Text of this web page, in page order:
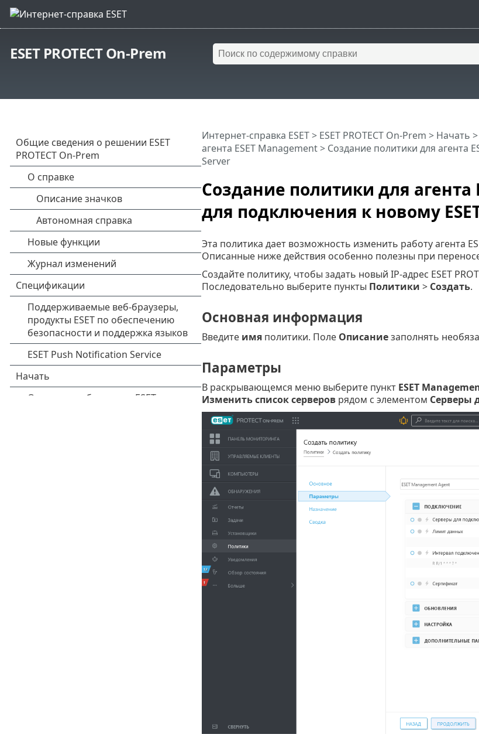
ESET PROTECT On-Prem
Создание политики для агента
для подключения к новому ESET
Интернет-справка ESET> ESET PROTECT On-Prem > Начать >
агента ESET Management> Создание политики для агента
Server
Эта политика дает возможность изменить работу агента
Описанные ниже действия особенно полезны при
Создайте политику, чтобы задать новый IP-адрес ESET
Последовательно выберите пункты Политики > Создать.
Основная информация
Введите имяполитики. Поле Описаниезаполнять
Параметры
В раскрывающемся меню выберите пункт ESET
Изменить список сервероврядом с элементом Серверы